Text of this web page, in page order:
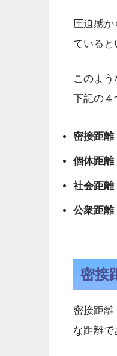
圧迫感
ていると
このよ
下記の４
密接距離
個体距離
社会距離
公衆距離
密接
密接距
な距離で